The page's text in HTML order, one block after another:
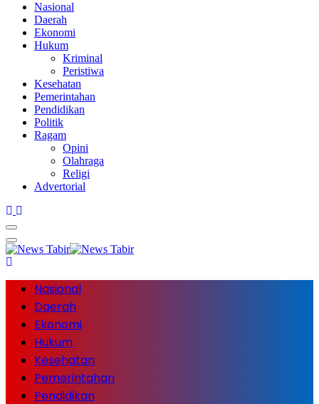
Nasional
Daerah
Ekonomi
Hukum
Kriminal
Peristiwa
Kesehatan
Pemerintahan
Pendidikan
Politik
Ragam
Opini
Olahraga
Religi
Advertorial
Nasional
Daerah
Ekonomi
Hukum
Kesehatan
Pemerintahan
Pendidikan